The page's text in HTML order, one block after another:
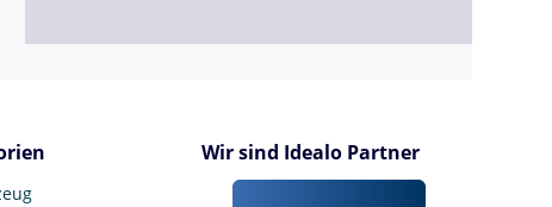
Wir sind Idealo Partner